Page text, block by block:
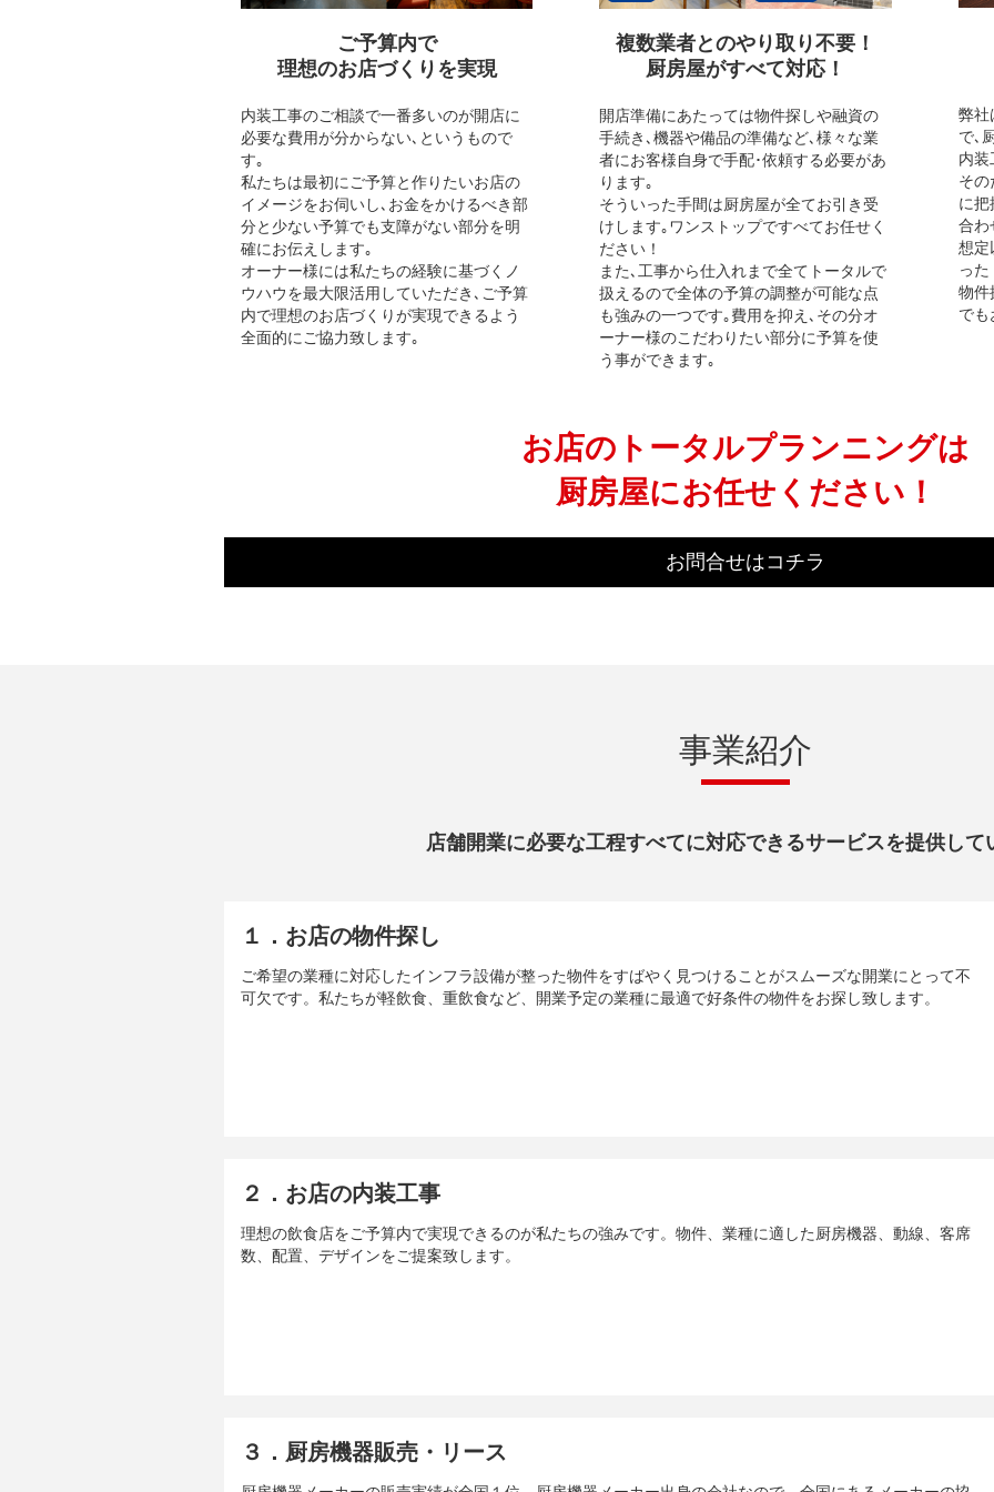
ご予算内で
理想のお店づくりを実現
内装工事のご相談で一番多いのが開店に
必要な費用が分からない､というもので
す｡
私たちは最初にご予算と作りたいお店の
イメージをお伺いし､お金をかけるべき部
分と少ない予算でも支障がない部分を明
確にお伝えします｡
オーナー様には私たちの経験に基づくノ
ウハウを最大限活用していただき､ご予算
内で理想のお店づくりが実現できるよう
全面的にご協力致します｡
複数業者とのやり取り不要！
厨房屋がすべて対応！
開店準備にあたっては物件探しや融資の
手続き､機器や備品の準備など､様々な業
者にお客様自身で手配･依頼する必要があ
ります｡
そういった手間は厨房屋が全てお引き受
けします｡ワンストップですべてお任せく
ださい！
また､工事から仕入れまで全てトータルで
扱えるので全体の予算の調整が可能な点
も強みの一つです｡費用を抑え､その分オ
ーナー様のこだわりたい部分に予算を使
う事ができます｡
弊社
で､
内装
その
に把
合わ
想定
っ
物件
でも
お店のトータルプランニングは
厨房屋にお任せください！
お問合せはコチラ
事業紹介
店舗開業に必要な工程すべてに対応できるサービスを提供して
１．お店の物件探し
ご希望の業種に対応したインフラ設備が整った物件をすばやく見つけることがスムーズな開業にとって不
可欠です。私たちが軽飲食、重飲食など、開業予定の業種に最適で好条件の物件をお探し致します。
２．お店の内装工事
理想の飲食店をご予算内で実現できるのが私たちの強みです。物件、業種に適した厨房機器、動線、客席
数、配置、デザインをご提案致します。
３．厨房機器販売・リース